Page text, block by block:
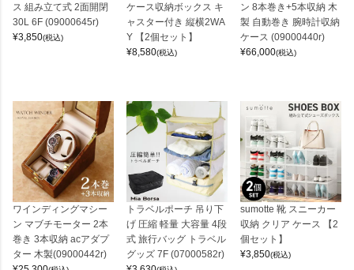
ス 組み立て式 2面開閉
30L 6F (09000645r)
¥3,850(税込)
ケース収納ボックス キ
ャスター付き 縦横2WA
Y 【2個セット】
¥8,580(税込)
ン 8本巻き+5本収納 木
製 自動巻き 腕時計収納
ケース (09000440r)
¥66,000(税込)
ワインディングマシー
ン マブチモーター 2本
巻き 3本収納 acアダプ
ター 木製(09000442r)
トラベルポーチ 吊り下
げ 圧縮 軽量 大容量 4段
式 旅行バッグ トラベル
グッズ 7F (07000582r)
sumotte 靴 スニーカー
収納 クリア ケース 【2
個セット】
¥3,850(税込)